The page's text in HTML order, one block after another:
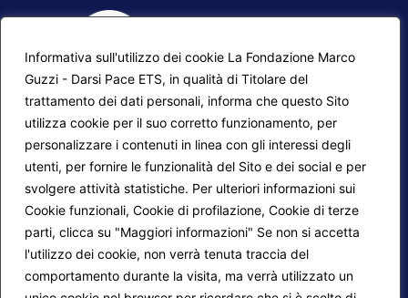
Informativa sull'utilizzo dei cookie La Fondazione Marco
Guzzi - Darsi Pace ETS, in qualità di Titolare del
trattamento dei dati personali, informa che questo Sito
utilizza cookie per il suo corretto funzionamento, per
personalizzare i contenuti in linea con gli interessi degli
utenti, per fornire le funzionalità del Sito e dei social e per
svolgere attività statistiche. Per ulteriori informazioni sui
Cookie funzionali, Cookie di profilazione, Cookie di terze
parti, clicca su "Maggiori informazioni" Se non si accetta
l'utilizzo dei cookie, non verrà tenuta traccia del
comportamento durante la visita, ma verrà utilizzato un
Mappa del sito
Progetti Darsi Pace
Login redattori
Contatti
Calendario corsi
Privacy Policy
Cookie Policy